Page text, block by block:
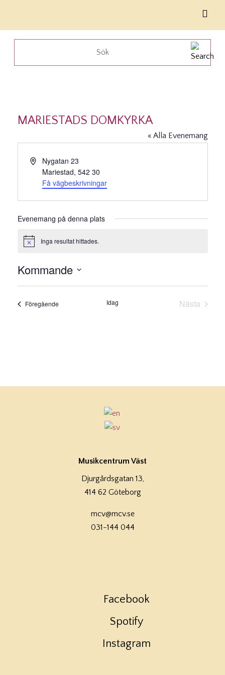
MARIESTADS DOMKYRKA
« Alla Evenemang
AdressNygatan 23
Mariestad, 542 30
Få vägbeskrivningar
Evenemang på denna plats
Notis Inga resultat hittades.
Kommande
Välj
FöregåendeEvenemang Idag
Nästa
Musikcentrum Väst
Djurgårdsgatan 13,
414 62 Göteborg
mcv@mcv.se
031-144 044
Facebook
Spotify
Instagram